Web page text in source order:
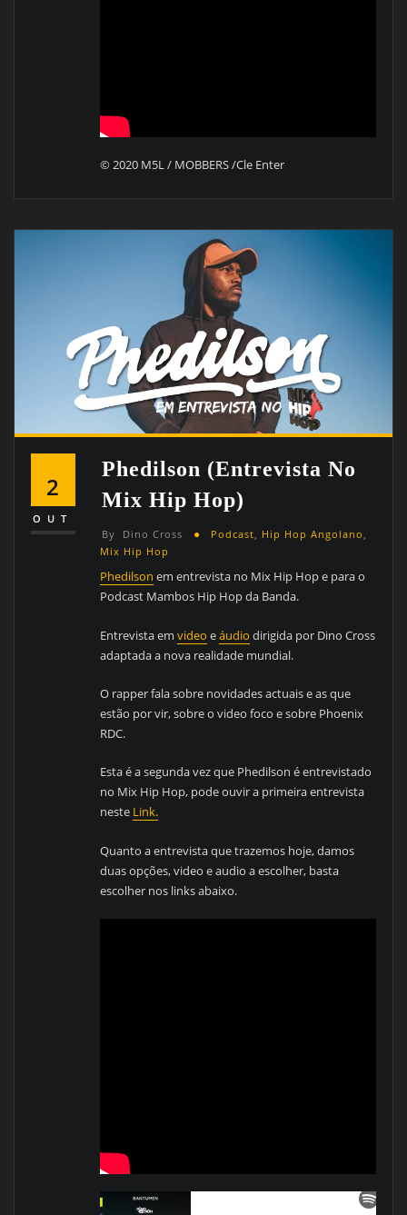
©️ 2020 M5L / MOBBERS /Cle Enter
2
OUT
Phedilson (entrevista No
Mix Hip Hop)
By Dino Cross Podcast Hip Hop Angolano
Mix Hip Hop
Phedilson em entrevista no Mix Hip Hop e para o
Podcast Mambos Hip Hop da Banda.
Entrevista emvideo eáudio dirigida por Dino Cross
adaptada a nova realidade mundial.
O rapper fala sobre novidades actuais e as que
estão por vir, sobre o video foco e sobre Phoenix
RDC.
Esta é a segunda vez que Phedilson é entrevistado
no Mix Hip Hop, pode ouvir a primeira entrevista
neste Link.
Quanto a entrevista que trazemos hoje, damos
duas opções, video e audio a escolher, basta
escolher nos links abaixo.